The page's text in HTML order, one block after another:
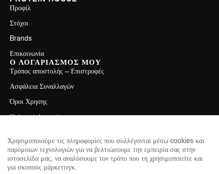
Προφίλ
Στόχοι
Brands
Επικοινωνία
Ο ΛΟΓΑΡΙΑΣΜΟΣ ΜΟΥ
Τρόπος αποστολής – Επιστροφές
Ασφάλεια Συναλλαγών
Όροι Χρησης
Πολιτική Απορρήτου
2130411750
info@theproteinhouse.gr
Χρησιμοποιούμε τις πληροφορίες που συλλέγονται μέσω cookies και
παρόμοιων τεχνολογιών για να βελτιώσουμε την εμπειρία σας στην
ιστοσελίδα μας, να αναλύσουμε τον τρόπο που τη χρησιμοποιείτε και
για σκοπούς μάρκετινγκ.